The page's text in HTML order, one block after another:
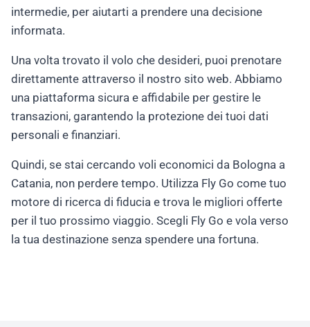
intermedie, per aiutarti a prendere una decisione
informata.
Una volta trovato il volo che desideri, puoi prenotare
direttamente attraverso il nostro sito web. Abbiamo
una piattaforma sicura e affidabile per gestire le
transazioni, garantendo la protezione dei tuoi dati
personali e finanziari.
Quindi, se stai cercando voli economici da Bologna a
Catania, non perdere tempo. Utilizza Fly Go come tuo
motore di ricerca di fiducia e trova le migliori offerte
per il tuo prossimo viaggio. Scegli Fly Go e vola verso
la tua destinazione senza spendere una fortuna.